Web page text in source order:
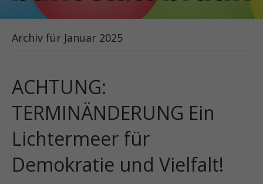
Archiv für Januar 2025
ACHTUNG:
TERMINÄNDERUNG Ein
Lichtermeer für
Demokratie und Vielfalt!